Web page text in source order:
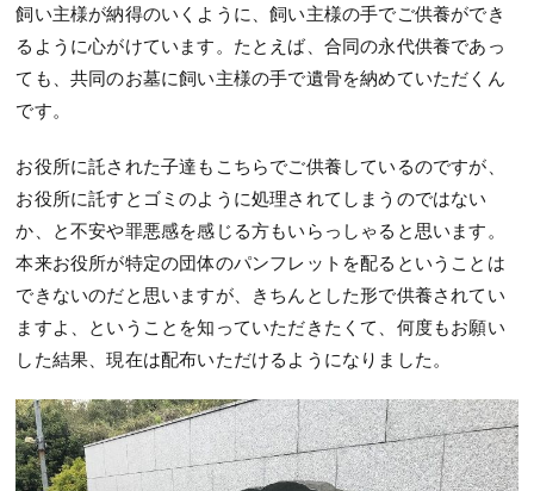
飼い主様が納得のいくように、飼い主様の手でご供養ができ
るように心がけています。たとえば、合同の永代供養であっ
ても、共同のお墓に飼い主様の手で遺骨を納めていただくん
です。
お役所に託された子達もこちらでご供養しているのですが、
お役所に託すとゴミのように処理されてしまうのではない
か、と不安や罪悪感を感じる方もいらっしゃると思います。
本来お役所が特定の団体のパンフレットを配るということは
できないのだと思いますが、きちんとした形で供養されてい
ますよ、ということを知っていただきたくて、何度もお願い
した結果、現在は配布いただけるようになりました。